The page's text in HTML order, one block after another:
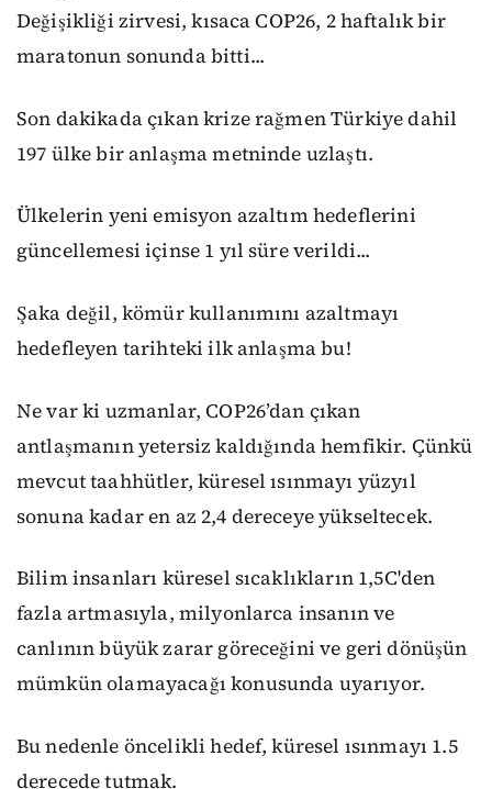
Değişikliği zirvesi, kısaca COP26, 2 haftalık bir
maratonun sonunda bitti...
Son dakikada çıkan krize rağmen Türkiye dahil
197 ülke bir anlaşma metninde uzlaştı.
Ülkelerin yeni emisyon azaltım hedeflerini
güncellemesi içinse 1 yıl süre verildi...
Şaka değil, kömür kullanımını azaltmayı
hedefleyen tarihteki ilk anlaşma bu!
Ne var ki uzmanlar, COP26’dan çıkan
antlaşmanın yetersiz kaldığında hemfikir. Çünkü
mevcut taahhütler, küresel ısınmayı yüzyıl
sonuna kadar en az 2,4 dereceye yükseltecek.
Bilim insanları küresel sıcaklıkların 1,5C'den
fazla artmasıyla, milyonlarca insanın ve
canlının büyük zarar göreceğini ve geri dönüşün
mümkün olamayacağı konusunda uyarıyor.
Bu nedenle öncelikli hedef, küresel ısınmayı 1.5
derecede tutmak.